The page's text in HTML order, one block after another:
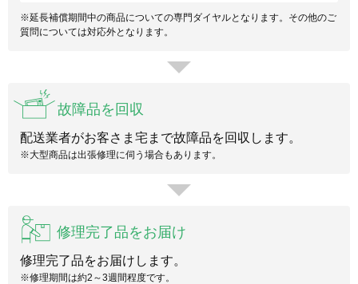
※延長補償期間中の商品についての専門ダイヤルとなります。その他のご
質問については対応外となります。
故障品を回収
配送業者がお客さま宅まで故障品を回収します。
※大型商品は出張修理に伺う場合もあります。
修理完了品をお届け
修理完了品をお届けします。
※修理期間は約2～3週間程度です。